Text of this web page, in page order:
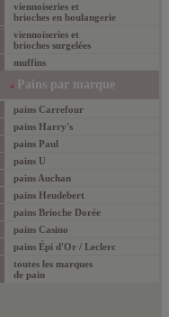
viennoiseries et
brioches en boulangerie
viennoiseries et
brioches surgelées
muffins
Pains par marque
pains Carrefour
pains Harry's
pains Paul
pains U
pains Auchan
pains Heudebert
pains Brioche Dorée
pains Casino
pains Épi d'Or / Leclerc
toutes les marques
de pain